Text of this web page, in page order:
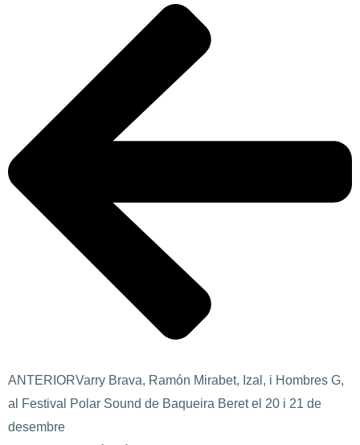
ANTERIORVarry Brava, Ramón Mirabet, Izal, i Hombres G,
al Festival Polar Sound de Baqueira Beret el 20 i 21 de
desembre